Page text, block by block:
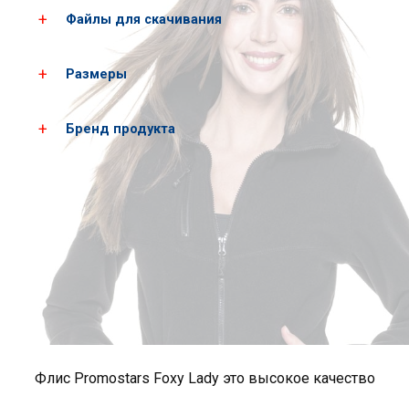
Файлы для скачивания
Загрузить все фотографии продукта
Скачать PDF-карты
Размеры
Женские
размеры*
XS
рост 158
*приблизительные размеры +/- 2 cm
Бренд продукта
Бренд PROMOSTARS - это рекламная одежда в
лучшем исполнении. Наша база состоит из простых,
Флис Promostars Foxy Lady это высокое качество